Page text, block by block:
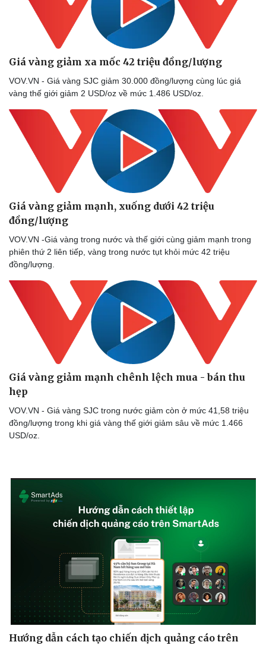
Thể thao
Bóng đá
Lịch thi đấu bóng đá
Thế giới thể thao
eSports
Hậu trường
Ô tô
Xe máy
Giá vàng giảm xa mốc 42 triệu đồng/lượng
VOV.VN - Giá vàng SJC giảm 30.000 đồng/lượng cùng lúc giá
vàng thế giới giảm 2 USD/oz về mức 1.486 USD/oz.
Giá vàng giảm mạnh, xuống dưới 42 triệu
đồng/lượng
VOV.VN -Giá vàng trong nước và thế giới cùng giảm mạnh trong
phiên thứ 2 liên tiếp, vàng trong nước tụt khỏi mức 42 triệu
đồng/lượng.
Giá vàng giảm mạnh chênh lệch mua - bán thu
hẹp
VOV.VN - Giá vàng SJC trong nước giảm còn ở mức 41,58 triệu
đồng/lượng trong khi giá vàng thế giới giảm sâu về mức 1.466
USD/oz.
Hướng dẫn cách tạo chiến dịch quảng cáo trên